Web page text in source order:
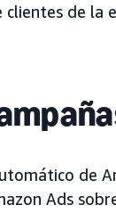
de la
de
Ads